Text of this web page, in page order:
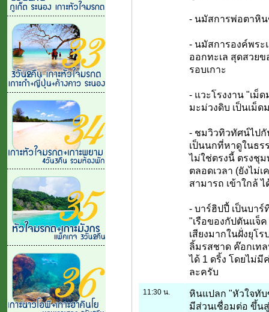
- นมัสการพ่อตาหิ
- นมัสการองค์พร
ออกทะเล สุดสวย
รอบเกาะ
- แวะโรงงาน "เม็
มะม่วงดิบ เป็นเม็ด
- ชมวิวทิวทัศน์ไปกั
เป็นนกที่หาดูในธร
ไม่ใช่ตรงนี้ ตรงชุ
ตลอดเวลา (ยังไม่
สามารถ เข้าใกล้ ไ
- บาร์ฮิปปี้ เป็นบาร์
"เรือของกัปตันแจ็
เสียงมากในฝั่งยุโ
ลิ้มรสชาด ค๊อกเท
ได้ 1 ดริ้ง โดยไม่มี
ละครับ
11:30 น.
หินแปลก "หัวใจทั
มีส่วนเชื่อมต่อ ขึ้